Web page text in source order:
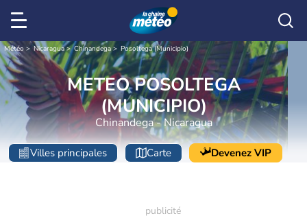
Météo Nicaragua Chinandega Posoltega (Municipio)
METEO POSOLTEGA
(MUNICIPIO)
Chinandega - Nicaragua
Villes principales Carte Devenez VIP